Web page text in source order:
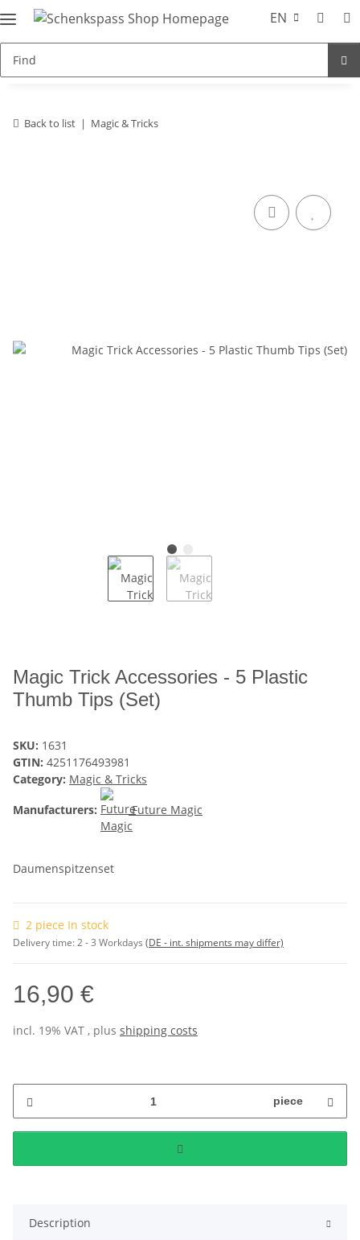
EN
Back to list Magic & Tricks
Magic Trick Accessories - 5 Plastic
Thumb Tips (Set)
SKU: 1631
GTIN: 4251176493981
Category: Magic & Tricks
Manufacturers:
Future Magic
Daumenspitzenset
2 piece In stock
Delivery time:2 - 3 Workdays (DE - int. shipments may differ)
16,90 €
incl. 19% VAT , plus shipping costs
piece
Description